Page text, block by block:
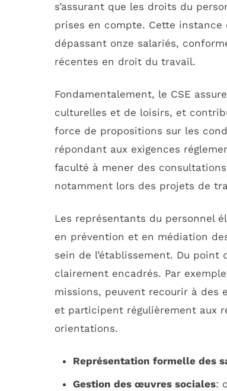
s’assurant que les droits du
prises en compte. Cette
dépassant onze salariés,
récentes en droit du travail.
Fondamentalement, le CSE
culturelles et de loisirs, et
force de propositions sur les
répondant aux exigences
faculté à mener des
notamment lors des projets de
Les représentants du personnel
en prévention et en médiation
sein de l’établissement. Du
clairement encadrés. Par
missions, peuvent recourir à des
et participent régulièrement aux
orientations.
Représentation formelle des
Gestion des œuvres sociales: